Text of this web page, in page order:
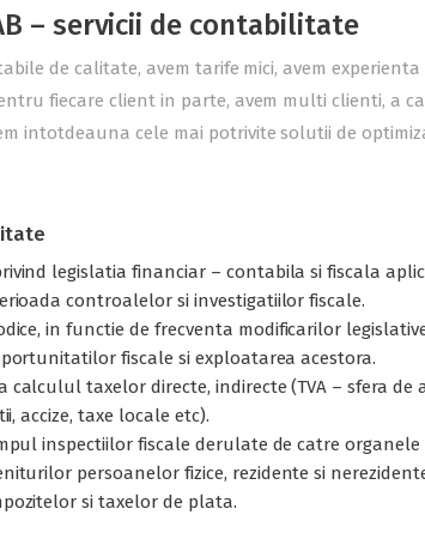
– servicii de contabilitate
de calitate, avem tarife mici, avem
fiecare client in parte, avem multi clienti, a
intotdeauna cele mai potrivite solutii de
legislatia financiar – contabila si fiscala
controalelor si investigatiilor fiscale.
in functie de frecventa modificarilor
fiscale si exploatarea acestora.
taxelor directe, indirecte (TVA – sfera
accize, taxe locale etc).
inspectiilor fiscale derulate de catre
persoanelor fizice, rezidente si
si taxelor de plata.